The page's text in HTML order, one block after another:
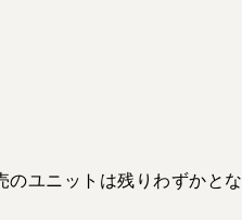
ユニットは残りわずかとな